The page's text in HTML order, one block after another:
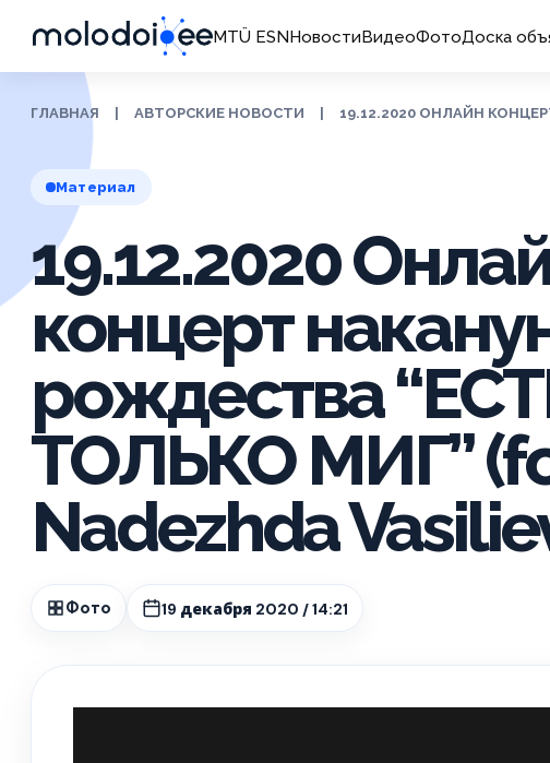
MTÜ ESNНовостиВидеоФотоДоска
ГЛАВНАЯ АВТОРСКИЕ НОВОСТИ 19.12.2020 ОНЛАЙН
Материал
19.12.2020
концерт
рождества
ТОЛЬКО МИГ”
Nadezhda
Фото 19 декабря 2020 / 14:21